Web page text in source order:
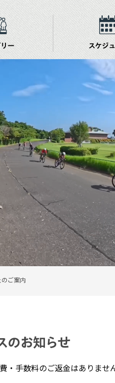
ー スケジ
ご案内
のお知らせ
・手数料のご返金はありませ